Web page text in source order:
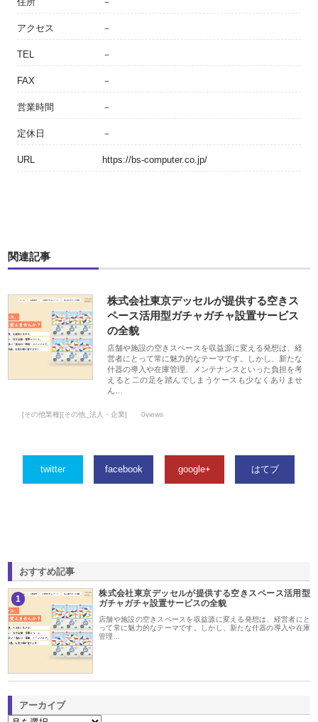
アクセス －
TEL －
FAX －
営業時間 －
定休日 －
URL https://bs-computer.co.jp/
関連記事
株式会社東京デッセルが提供する空きス
ペース活用型ガチャガチャ設置サービス
の全貌
店舗や施設の空きスペースを収益源に変える発想は、経
営者にとって常に魅力的なテーマです。しかし、新たな
什器の導入や在庫管理、メンテナンスといった負担を考
えると二の足を踏んでしまうケースも少なくありませ
ん…
[その他業種][その他_法人・企業] 0views
twitter facebook google+ はてブ
おすすめ記事
1
株式会社東京デッセルが提供する空きスペース活用型
ガチャガチャ設置サービスの全貌
店舗や施設の空きスペースを収益源に変える発想は、経営者にと
って常に魅力的なテーマです。しかし、新たな什器の導入や在庫
管理…
アーカイブ